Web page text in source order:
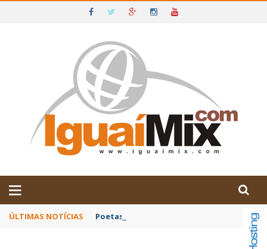
IGUAÍ E SUDOESTE DA BAHIA
ÚLTIMAS NOTÍCIAS Poetas baianos representam o Brasil no